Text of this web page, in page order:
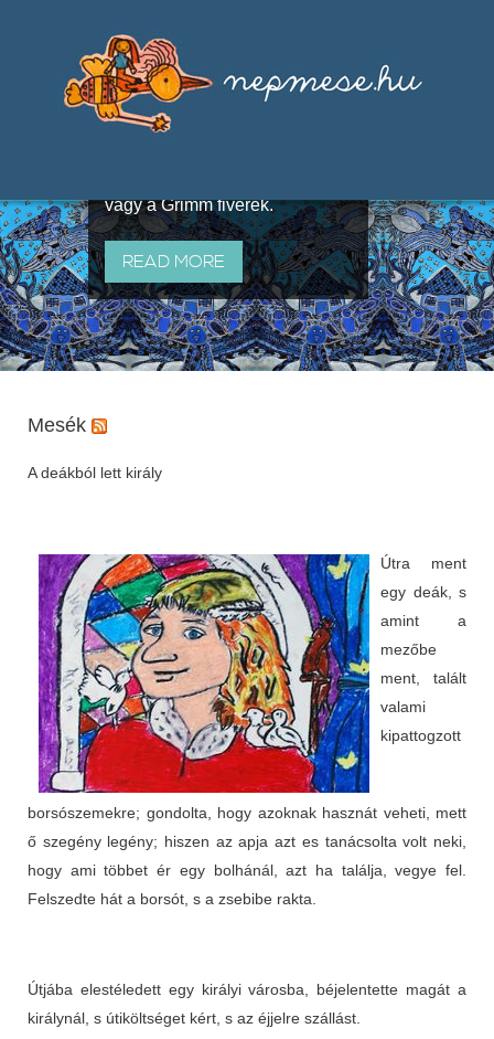
útján terjedő elbeszélésekből,
melyeket olyan ismert gyűjtők
állítottak össze, mint Benedek
vagy a Grimm fivérek.
READ MORE
Mesék
A deákból lett király
Útra ment
egy deák, s
amint a
mezőbe
ment, talált
valami
kipattogzott
borsószemekre; gondolta, hogy azoknak hasznát veheti, mett
ő szegény legény; hiszen az apja azt es tanácsolta volt neki,
hogy ami többet ér egy bolhánál, azt ha találja, vegye fel.
Felszedte hát a borsót, s a zsebibe rakta.
Útjába elestéledett egy királyi városba, béjelentette magát a
királynál, s útiköltséget kért, s az éjjelre szállást.